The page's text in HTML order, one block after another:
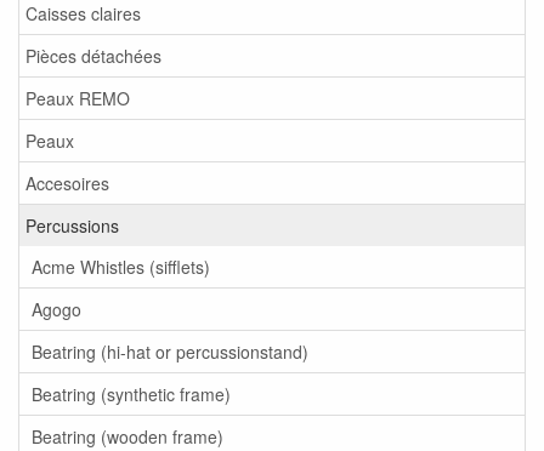
Caisses claires
Pièces détachées
Peaux REMO
Peaux
Accesoires
Percussions
Acme Whistles (sifflets)
Agogo
Beatring (hi-hat or percussionstand)
Beatring (synthetic frame)
Beatring (wooden frame)